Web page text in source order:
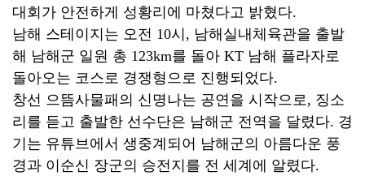
대회가 안전하게 성황리에 마쳤다고 밝혔다.
남해 스테이지는 오전 10시, 남해실내체육관을 출발
해 남해군 일원 총 123km를 돌아 KT 남해 플라자로
돌아오는 코스로 경쟁형으로 진행되었다.
창선 으뜸사물패의 신명나는 공연을 시작으로, 징소
리를 듣고 출발한 선수단은 남해군 전역을 달렸다. 경
기는 유튜브에서 생중계되어 남해군의 아름다운 풍
경과 이순신 장군의 승전지를 전 세계에 알렸다.